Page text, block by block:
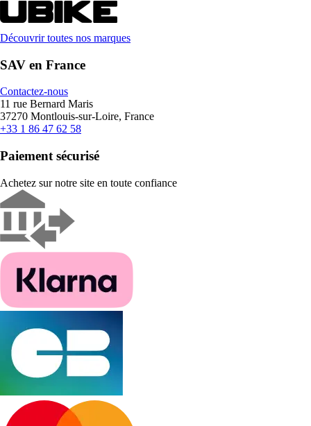
Découvrir toutes nos marques
SAV en France
Contactez-nous
11 rue Bernard Maris
37270 Montlouis-sur-Loire, France
+33 1 86 47 62 58
Paiement sécurisé
Achetez sur notre site en toute confiance